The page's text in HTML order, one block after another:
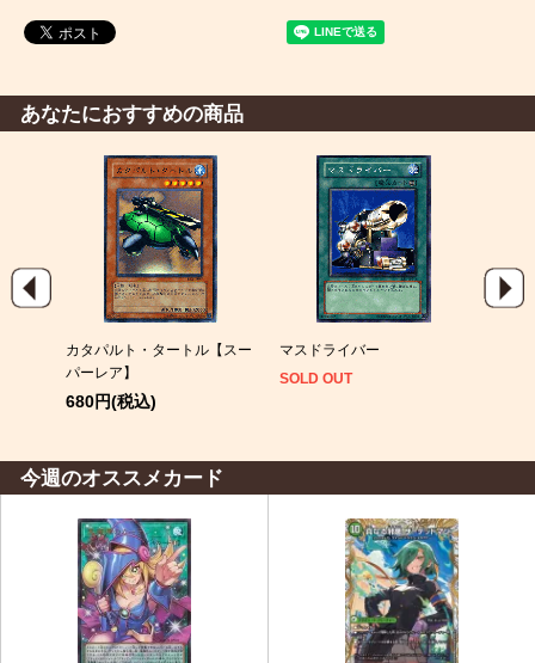
あなたにおすすめの商品
カタパルト・タートル【スー
パーレア】
680円(税込)
マスドライバー
SOLD OUT
今週のオススメカード